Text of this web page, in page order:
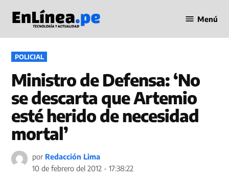
contenido
en Línea
Menú
PUBLICADO
EN
POLICIAL
Ministro de Defensa: ‘No
se descarta que Artemio
esté herido de necesidad
mortal’
por Redacción Lima
10 de febrero del 2012 - 17:38:22